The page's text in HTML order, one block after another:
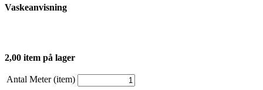
Vaskeanvisning
2,00 item på lager
Antal Meter (item)